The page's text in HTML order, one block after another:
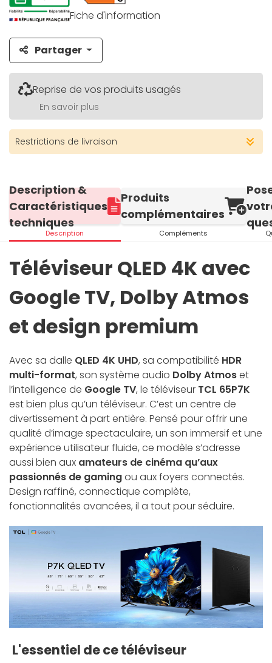
Fiche d'information
Partager
Reprise de vos produits usagés
En savoir plus
Restrictions de livraison
Description &
Caractéristiques
techniques
Description
Produits
complémentaires
Compléments
Téléviseur QLED 4K avec
Google TV, Dolby Atmos
et design premium
Avec sa dalle QLED 4K UHD, sa compatibilité HDR
multi-format, son système audio Dolby Atmoset
l’intelligence de Google TV, le téléviseur TCL 65P7K
est bien plus qu’un téléviseur. C’est un centre de
divertissement à part entière. Pensé pour offrir une
qualité d’image spectaculaire, un son immersif et une
expérience utilisateur fluide, ce modèle s’adresse
aussi bien aux amateurs de cinéma qu’aux
passionnés de gamingou aux foyers connectés.
Design raffiné, connectique complète,
fonctionnalités avancées, il a tout pour séduire.
L'essentiel de ce téléviseur